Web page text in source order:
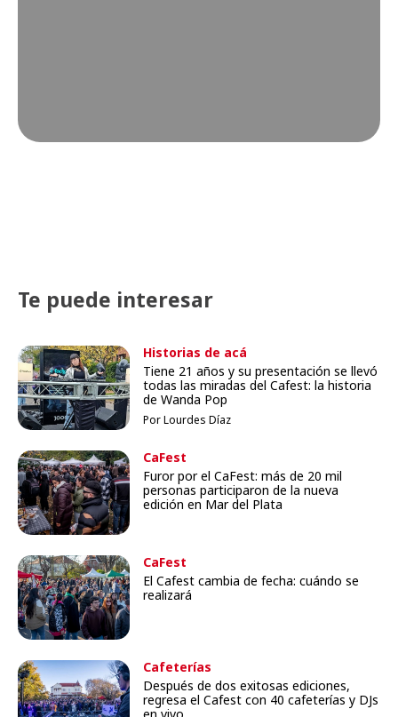
Te puede interesar
Historias de acá
Tiene 21 años y su presentación se llevó
todas las miradas del Cafest: la historia
de Wanda Pop
Por Lourdes Díaz
CaFest
Furor por el CaFest: más de 20 mil
personas participaron de la nueva
edición en Mar del Plata
CaFest
El Cafest cambia de fecha: cuándo se
realizará
Cafeterías
Después de dos exitosas ediciones,
regresa el Cafest con 40 cafeterías y DJs